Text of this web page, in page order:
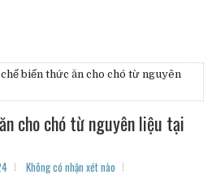
chế biến thức ăn cho chó từ nguyên
cho chó từ nguyên liệu tại
Không có nhận xét nào